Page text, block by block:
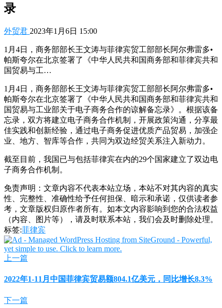
录
外贸君 2023年1月6日 15:00
1月4日，商务部部长王文涛与菲律宾贸工部部长阿尔弗雷多•
帕斯夸尔在北京签署了《中华人民共和国商务部和菲律宾共和
国贸易与工…
1月4日，商务部部长王文涛与菲律宾贸工部部长阿尔弗雷多•
帕斯夸尔在北京签署了《中华人民共和国商务部和菲律宾共和
国贸易与工业部关于电子商务合作的谅解备忘录》。根据该备
忘录，双方将建立电子商务合作机制，开展政策沟通，分享最
佳实践和创新经验，通过电子商务促进优质产品贸易，加强企
业、地方、智库等合作，共同为双边经贸关系注入新动力。
截至目前，我国已与包括菲律宾在内的29个国家建立了双边电
子商务合作机制。
免责声明：文章内容不代表本站立场，本站不对其内容的真实
性、完整性、准确性给予任何担保、暗示和承诺，仅供读者参
考，文章版权归原作者所有。如本文内容影响到您的合法权益
（内容、图片等），请及时联系本站，我们会及时删除处理。
标签:菲律宾
上一篇
2022年1-11月中国菲律宾贸易额804.1亿美元，同比增长8.3%
下一篇